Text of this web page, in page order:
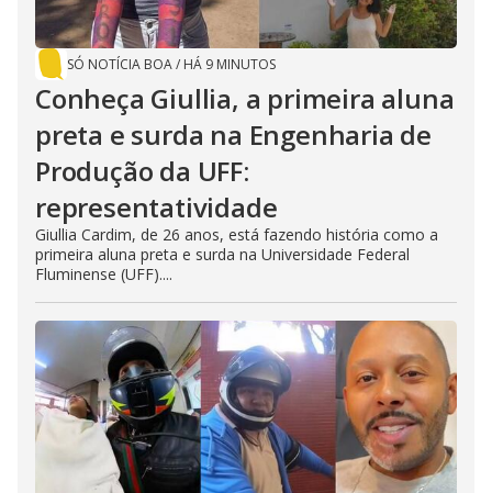
SÓ NOTÍCIA BOA/ HÁ 9 MINUTOS
Conheça Giullia, a primeira aluna
preta e surda na Engenharia de
Produção da UFF:
representatividade
Giullia Cardim, de 26 anos, está fazendo história como a
primeira aluna preta e surda na Universidade Federal
Fluminense (UFF)....